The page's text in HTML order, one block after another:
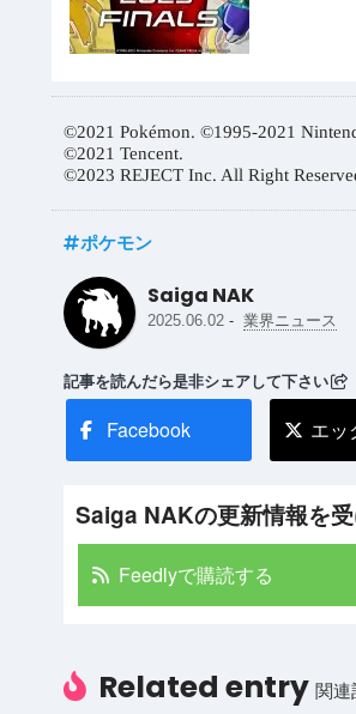
©2021 Pokémon. ©1995-2021
©2021 Tencent.
©2023 REJECT Inc. All Right
ポケモン
Saiga NAK
2025.06.02- 業界ニュース
記事を読んだら是非シェアして下さい
Facebook エッ
Saiga NAKの更新情報を
Feedlyで購読する
Related entry 関連